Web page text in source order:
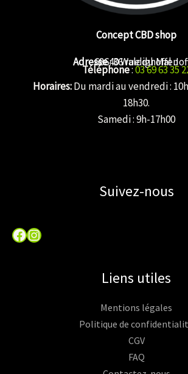
Concept CBD shop
Adresse: 36 rue du Mal
68640 Waldighoffen
Téléphone:03 69 63 35
Horaires:Du mardi au vendredi :
18h30.
Samedi : 9h-17h00
Suivez-nous
Facebook
Instagram
Liens utiles
Mentions légales
Politique de
CGV
FAQ